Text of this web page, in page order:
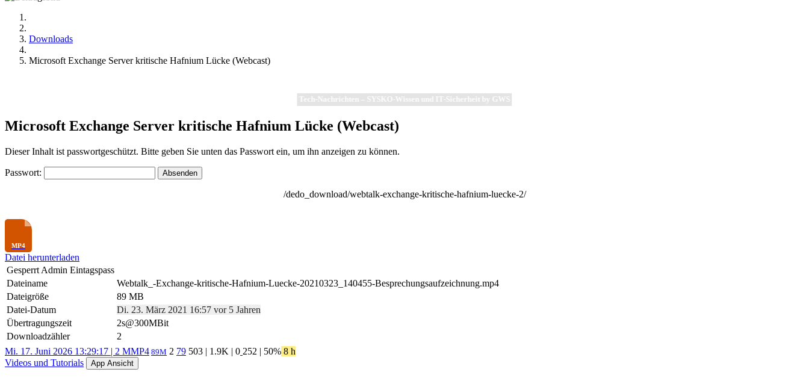
Downloads
Microsoft Exchange Server kritische Hafnium Lücke (Webcast)
Tech-Nachrichten – SYSKO-Wissen und IT-Sicherheit by GWS
Microsoft Exchange Server kritische Hafnium Lücke (Webcast)
Dieser Inhalt ist passwortgeschützt. Bitte geben Sie unten das Passwort ein, um ihn anzeigen zu können.
Passwort:
/dedo_download/webtalk-exchange-kritische-hafnium-luecke-2/
Datei herunterladen
Gesperrt Admin Eintagspass
Dateiname
Webtalk_-Exchange-kritische-Hafnium-Luecke-20210323_140455-Besprechungsaufzeichnung.mp4
Dateigröße
89 MB
Datei-Datum
Di. 23. März 2021 16:57 vor 5 Jahren
Übertragungszeit
2s@300MBit
Downloadzähler
2
Mi. 17. Juni 2026 13:29:17 | 2 MMP4 89M 2 79 503 | 1.9K | 0 252 | 50% 8 h
Videos und Tutorials
App Ansicht